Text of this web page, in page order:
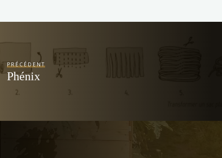
PRÉCÉDENT
Phénix